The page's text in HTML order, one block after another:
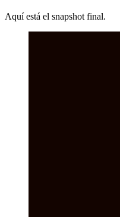
Aquí está el snapshot final.